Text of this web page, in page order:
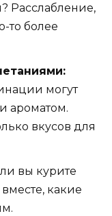
Расслабление,
то более
могут
ароматом.
вкусов для
вы курите
какие